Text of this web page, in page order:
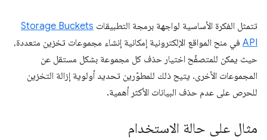
تتمثل الفكرة الأساسية لواجهة برمجة التطبيقات Storage Buckets
API في منح المواقع الإلكترونية إمكانية إنشاء مجموعات تخزين متعددة،
حيث يمكن للمتصفّح اختيار حذف كل مجموعة بشكل مستقل عن
المجموعات الأخرى. يتيح ذلك للمطوّرين تحديد أولوية إزالة التخزين
للحرص على عدم حذف البيانات الأكثر أهمية.
مثال على حالة الاستخدام